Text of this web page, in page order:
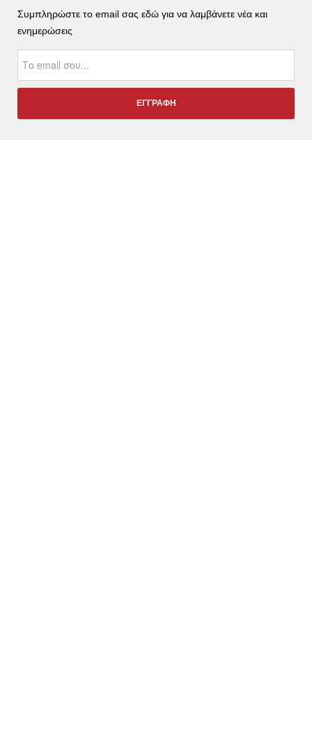
Συμπληρώστε το email σας εδώ για να λαμβάνετε νέα και
ενημερώσεις